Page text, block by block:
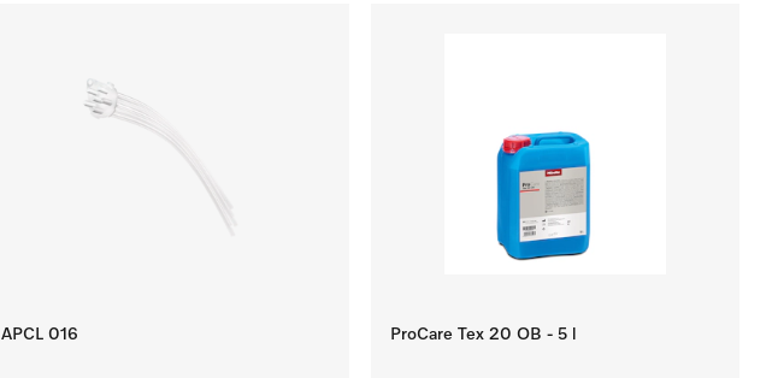
APCL 016 ProCare Tex 20 OB - 5 l